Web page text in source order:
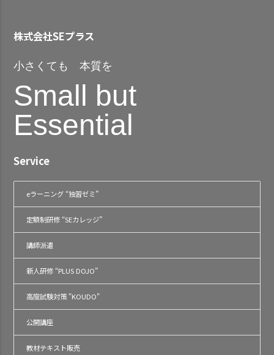
株式会社SEプラス
小さくても 本質を
Small but
Essential
Service
eラーニング “独習ゼミ”
定額制研修 “SEカレッジ”
講師派遣
新人研修 “PLUS DOJO”
高度試験対策 "KOUDO"
公開講座
教材テキスト販売